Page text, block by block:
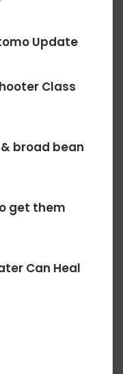
Update
Class
broad bean
get them
Can Heal